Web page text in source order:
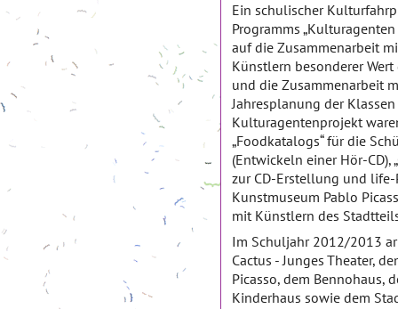
Ein schulischer
Programms
auf die Zusammenarbeit
Künstlern besonderer
und die Zusammenarbeit
Jahresplanung der
Kulturagentenprojekt
„Foodkatalogs“ für die
(Entwickeln einer Hör-CD),
zur CD-Erstellung und
Kunstmuseum Pablo
mit Künstlern des
Im Schuljahr 2012/2013
Cactus - Junges Theater,
Picasso, dem Bennohaus,
Kinderhaus sowie dem